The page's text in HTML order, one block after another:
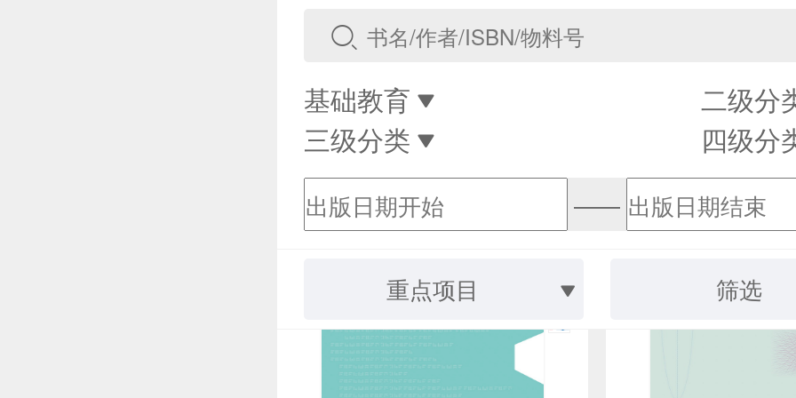
基础教育
二级分
三级分类
四级分
——
重点项目 筛选